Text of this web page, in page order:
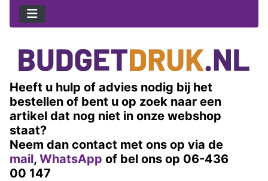
Heeft u hulp of advies nodig bij het
bestellen of bent u op zoek naar een
artikel dat nog niet in onze webshop
staat?
Neem dan contact met ons op via de
mail, WhatsApp of bel ons op 06-436
00 147